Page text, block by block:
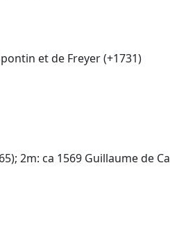
et de Freyer (+1731)
2m: ca 1569 Guillaume de